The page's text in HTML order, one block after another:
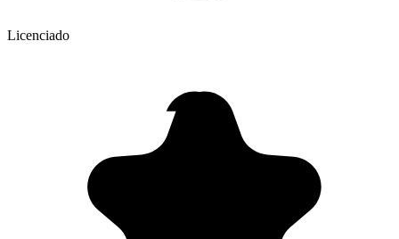
Licenciado